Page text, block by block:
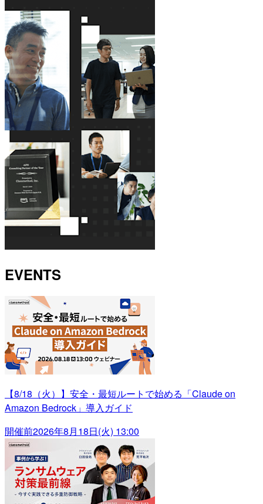
EVENTS
【8/18（火）】安全・最短ルートで始める「Claude on
Amazon Bedrock」導入ガイド
開催前2026年8月18日(火) 13:00